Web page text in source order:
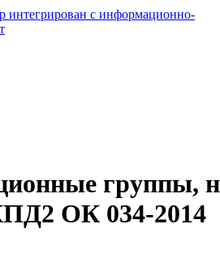
интегрирован с информационно-
группы,
ОК 034-2014